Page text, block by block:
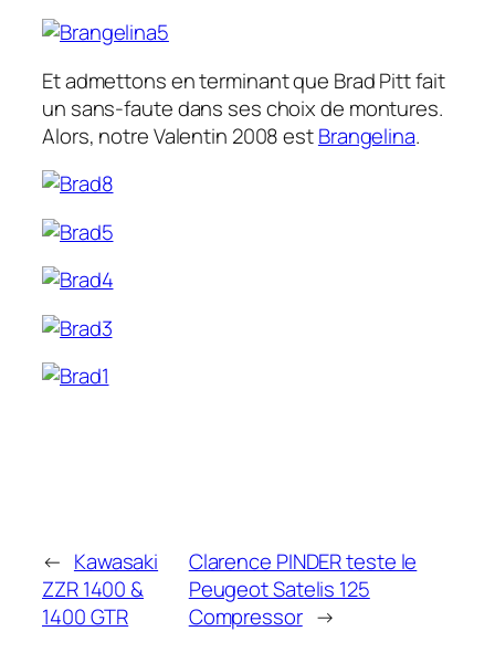
Et admettons en terminant que Brad Pitt fait
un sans-faute dans ses choix de montures.
Alors, notre Valentin 2008 estBrangelina.
← Kawasaki
ZZR 1400 &
1400 GTR
Clarence PINDER teste le
Peugeot Satelis 125
Compressor →